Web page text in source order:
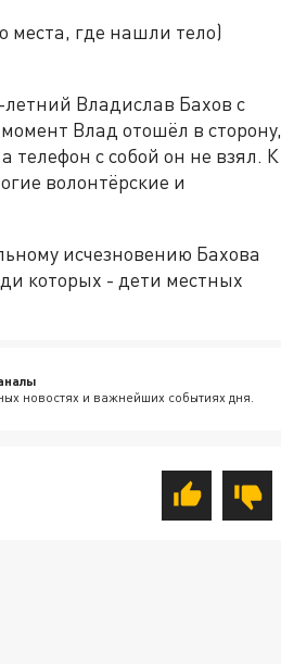
места, где нашли тело)
Владислав Бахов с
Влад отошёл в сторону,
с собой он не взял. К
волонтёрские и
исчезновению Бахова
которых - дети местных
новостях и важнейших событиях дня.